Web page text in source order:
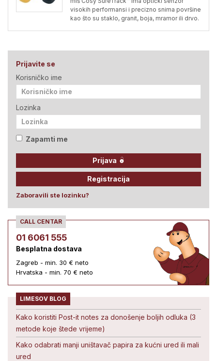
visokih performansi i precizno snima površine
kao što su staklo, granit, boja, mramor ili drvo.
Prijavite se
Korisničko ime
Lozinka
Zapamti me
Prijava
Registracija
Zaboravili ste lozinku?
CALL CENTAR
01 6061 555
Besplatna dostava
Zagreb - min. 30 € neto
Hrvatska - min. 70 € neto
LIMESOV BLOG
Kako koristiti Post-it notes za donošenje boljih odluka (3
metode koje štede vrijeme)
Kako odabrati manji uništavač papira za kućni ured ili mali
ured